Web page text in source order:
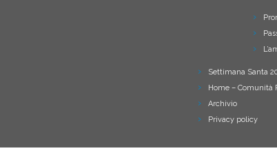
Settimana Santa
Home – Comunità
Archivio
Privacy policy